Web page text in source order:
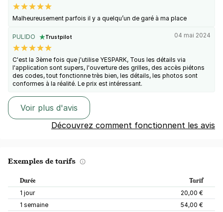
Malheureusement parfois il y a quelqu’un de garé à ma place
PULIDO Trustpilot 04 mai 2024
C'est la 3ème fois que j'utilise YESPARK, Tous les détails via
l'application sont supers, l'ouverture des grilles, des accès piétons
des codes, tout fonctionne très bien, les détails, les photos sont
conformes à la réalité. Le prix est intéressant.
Voir plus d'avis
Découvrez comment fonctionnent les avis
Exemples de tarifs
Durée Tarif
1 jour
20,00 €
1 semaine
54,00 €